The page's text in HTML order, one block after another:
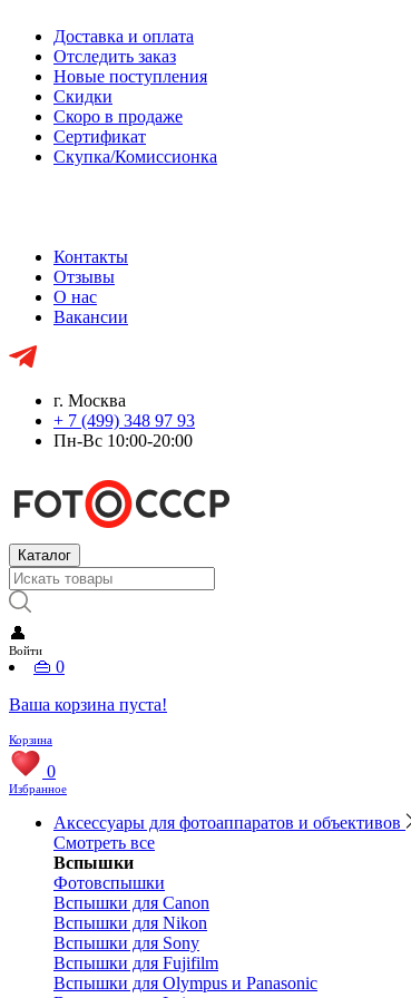
Доставка и оплата
Отследить заказ
Новые поступления
Скидки
Скоро в продаже
Сертификат
Скупка/Комиссионка
Контакты
Отзывы
О нас
Вакансии
г. Москва
+ 7 (499) 348 97 93
Пн-Вс 10:00-20:00
Каталог
👤
Войти
👜 0
Ваша корзина пуста!
Корзина
0
Избранное
Аксессуары для фотоаппаратов и объективов
Смотреть все
Вспышки
Фотовспышки
Вспышки для Canon
Вспышки для Nikon
Вспышки для Sony
Вспышки для Fujifilm
Вспышки для Olympus и Panasonic